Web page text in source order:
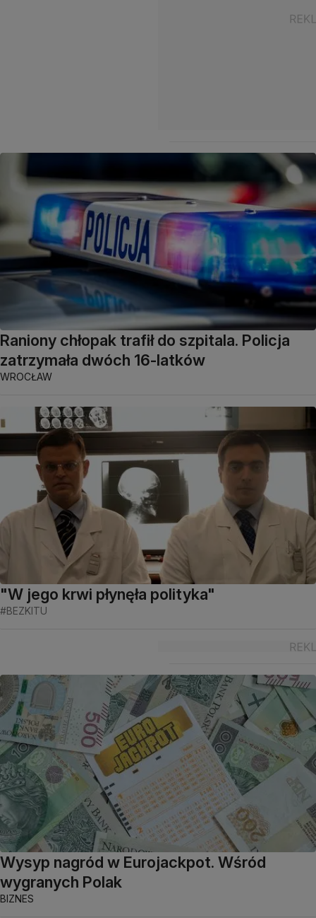
Raniony chłopak trafił do szpitala. Policja
zatrzymała dwóch 16-latków
WROCŁAW
"W jego krwi płynęła polityka"
#BEZKITU
Wysyp nagród w Eurojackpot. Wśród
wygranych Polak
BIZNES